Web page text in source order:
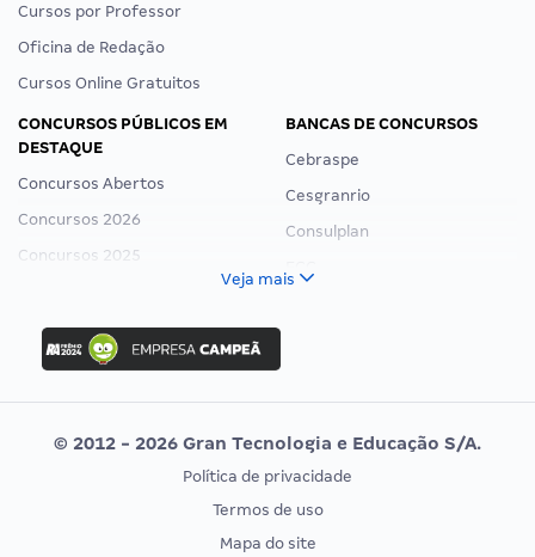
Cursos por Professor
Oficina de Redação
Cursos Online Gratuitos
CONCURSOS PÚBLICOS EM
DESTAQUE
Concursos Abertos
Concursos 2026
Concursos 2025
Concurso Nacional Unificado
Concurso Ibama
Concurso MPU
Editais publicados
BANCAS DE CONCURSOS
Cebraspe
Cesgranrio
Consulplan
Vunesp
CONCURSOS POR PROFISSÃO
EXAME DE ORDEM
Veja mais
© 2012 - 2026 Gran Tecnologia e Educação S/A.
Política de privacidade
Termos de uso
Mapa do site